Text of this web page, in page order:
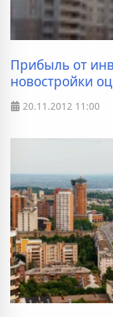
Прибыль от
новостройки
20.11.2012 11:00